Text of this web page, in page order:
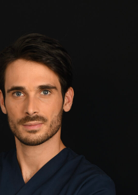
Les
Cas